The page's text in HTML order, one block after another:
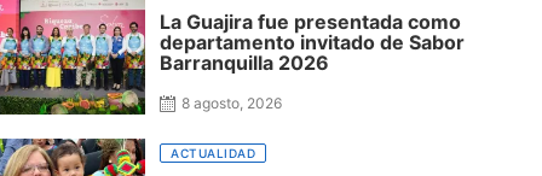
La Guajira fue presentada como
departamento invitado de Sabor
Barranquilla 2026
8 agosto, 2026
ACTUALIDAD